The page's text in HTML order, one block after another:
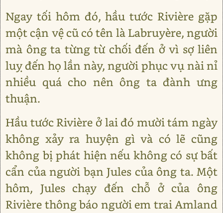
Ngay tối hôm đó, hầu tước Rivière gặp
một cận vệ cũ có tên là Labruyère, người
mà ông ta từng từ chối đến ở vì sợ liên
luỵ đến họ lần này, người phục vụ nài nỉ
nhiều quá cho nên ông ta đành ưng
thuận.
Hầu tước Rivière ở lai đó mười tám ngày
không xảy ra huyện gì và có lẽ cũng
không bị phát hiện nếu không có sự bất
cẩn của người bạn Jules của ông ta. Một
hôm, Jules chạy đến chỗ ở của ông
Rivière thông báo người em trai Amland